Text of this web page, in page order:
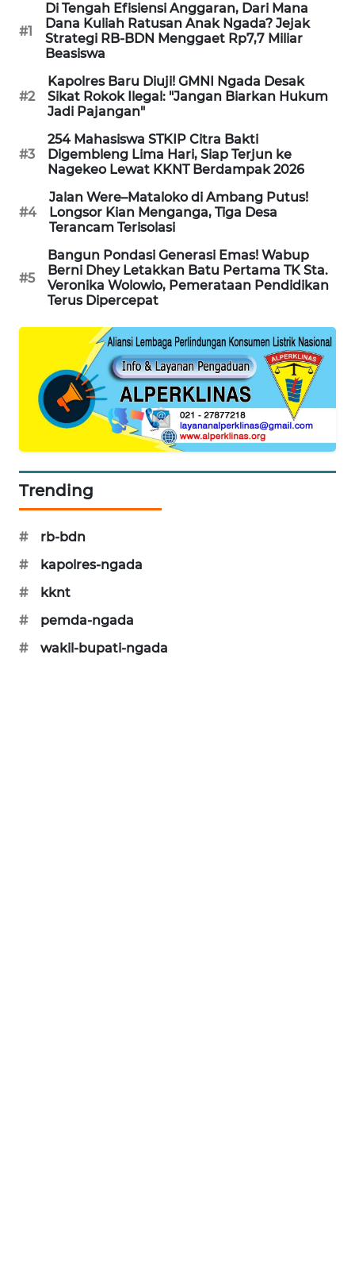
#1
Di Tengah Efisiensi Anggaran, Dari Mana
Dana Kuliah Ratusan Anak Ngada? Jejak
Strategi RB-BDN Menggaet Rp7,7 Miliar
Beasiswa
#2
Kapolres Baru Diuji! GMNI Ngada Desak
Sikat Rokok Ilegal: "Jangan Biarkan Hukum
Jadi Pajangan"
#3
254 Mahasiswa STKIP Citra Bakti
Digembleng Lima Hari, Siap Terjun ke
Nagekeo Lewat KKNT Berdampak 2026
#4
Jalan Were–Mataloko di Ambang Putus!
Longsor Kian Menganga, Tiga Desa
Terancam Terisolasi
#5
Bangun Pondasi Generasi Emas! Wabup
Berni Dhey Letakkan Batu Pertama TK Sta.
Veronika Wolowio, Pemerataan Pendidikan
Terus Dipercepat
Trending
#
rb-bdn
#
kapolres-ngada
#
kknt
#
pemda-ngada
#
wakil-bupati-ngada
HUMBANG
NEWS
GARONGGANG
NEWS
FISUELRI
ID
ENERGI
NEWS
CILEUNGSI
NEWS
BERKAT
BERAMPU
NEWS
AKHLAK
PERAPKI
SONYA
NEWS